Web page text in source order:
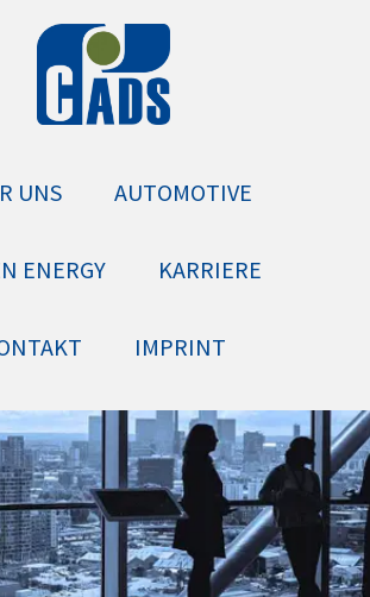
UNS AUTOMOTIVE
ENERGY KARRIERE
IMPRINT